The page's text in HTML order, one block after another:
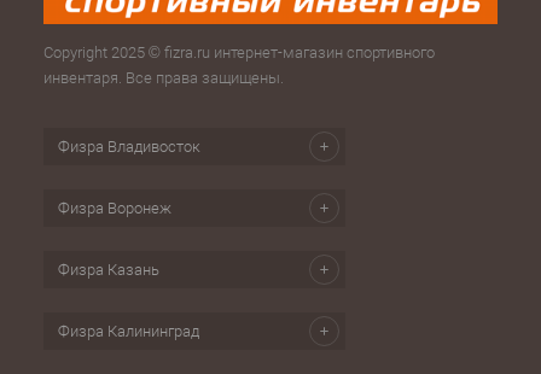
Copyright 2025 © fizra.ru интернет-магазин спортивного
инвентаря. Все права защищены.
Физра Владивосток
Физра Воронеж
Физра Казань
Физра Калининград